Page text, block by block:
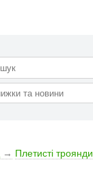
→ Плетисті троянди